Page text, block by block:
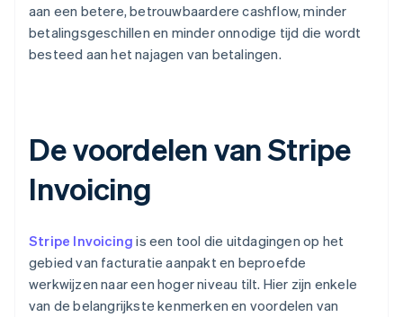
aan een betere, betrouwbaardere cashflow, minder
betalingsgeschillen en minder onnodige tijd die wordt
besteed aan het najagen van betalingen.
De voordelen van Stripe
Invoicing
Stripe Invoicing is een tool die uitdagingen op het
gebied van facturatie aanpakt en beproefde
werkwijzen naar een hoger niveau tilt. Hier zijn enkele
van de belangrijkste kenmerken en voordelen van